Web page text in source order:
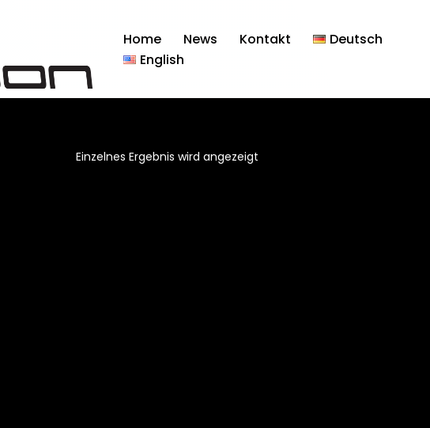
Home News Kontakt
Deutsch
English
Einzelnes Ergebnis wird angezeigt